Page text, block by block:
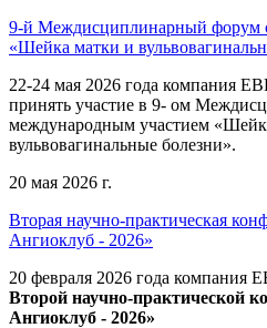
9-й Междисциплинарный форум
«Шейка матки и
22-24 мая 2026 года компания
принять участие в 9- ом
международным участием
вульвовагинальные болезни».
20 мая 2026 г.
Вторая научно-практическая
Ангиоклуб - 2026»
20 февраля 2026 года компания
Второй научно-практической
Ангиоклуб - 2026»